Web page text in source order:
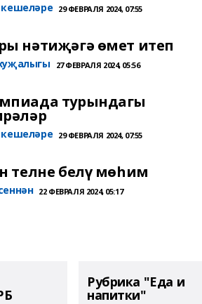
29 ФЕВРАЛЯ 2024, 07:55
нәтиҗәгә өмет итеп
27 ФЕВРАЛЯ 2024, 05:56
турындагы
29 ФЕВРАЛЯ 2024, 07:55
телне белү мөһим
22 ФЕВРАЛЯ 2024, 05:17
Рубрика "Еда и
напитки"